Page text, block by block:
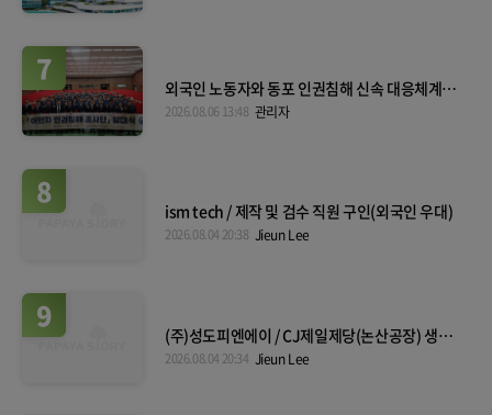
7
외국인 노동자와 동포 인권침해 신속 대응체계 본
격 가동
2026.08.06 13:48 관리자
8
ism tech / 제작 및 검수 직원 구인(외국인 우대)
2026.08.04 20:38 Jieun Lee
9
(주)성도피엔에이 / CJ제일제당(논산공장) 생산
직 채용, 외국인 가능(F-2, F-4, F-5, F-6 가능), 단
2026.08.04 20:34 Jieun Lee